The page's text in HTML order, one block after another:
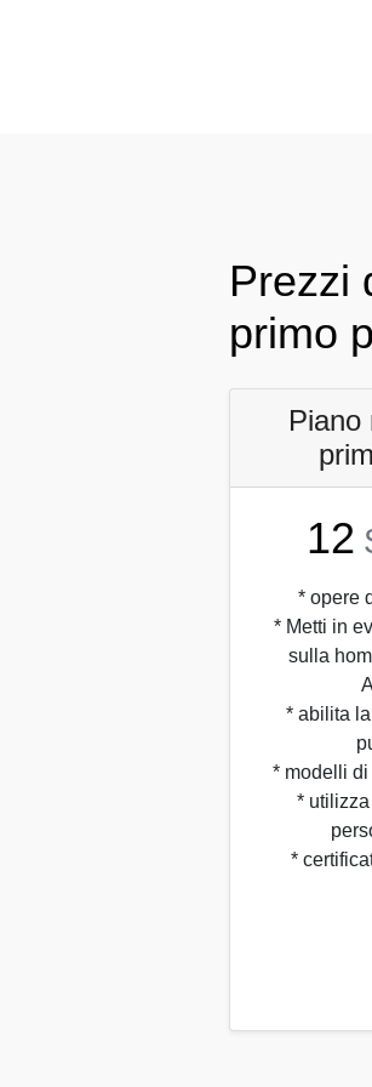
Prezzi
primo
Piano
12
* opere
* Metti in
sulla
* abilita
* modelli
*
*